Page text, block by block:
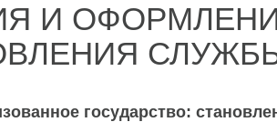
И
государство: